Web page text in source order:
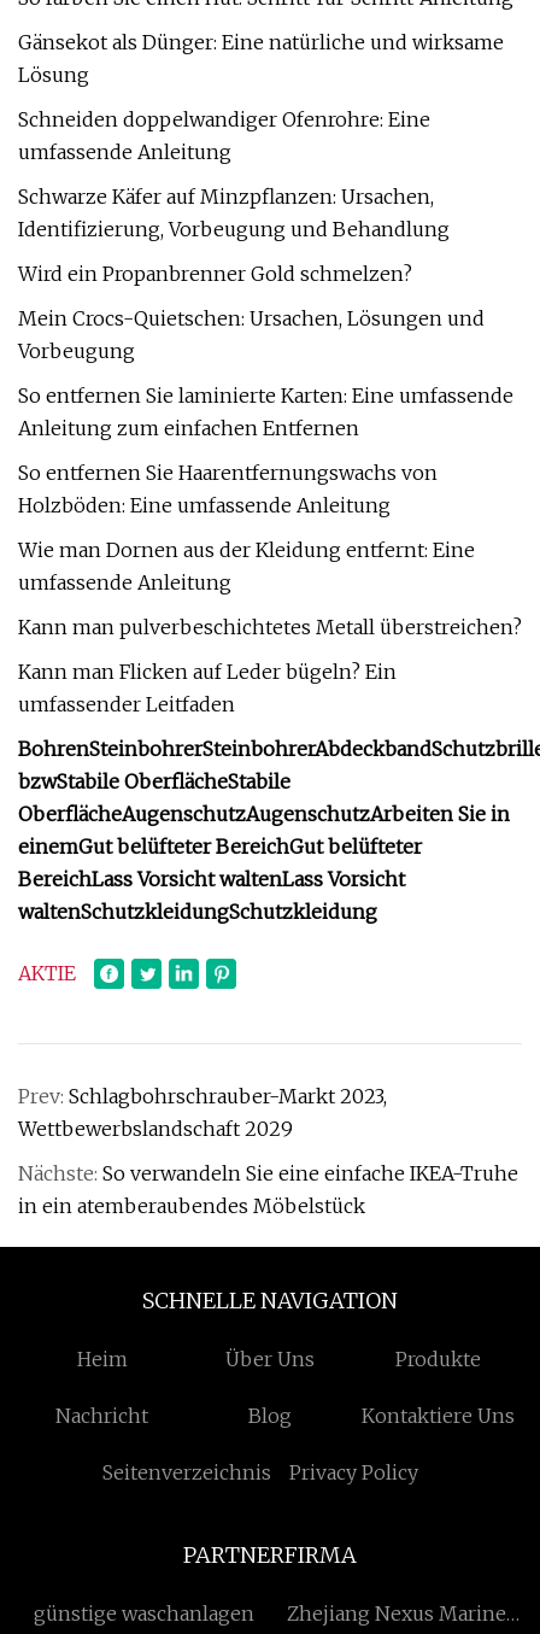
Gänsekot als Dünger: Eine natürliche und wirksame
Lösung
Schneiden doppelwandiger Ofenrohre: Eine
umfassende Anleitung
Schwarze Käfer auf Minzpflanzen: Ursachen,
Identifizierung, Vorbeugung und Behandlung
Wird ein Propanbrenner Gold schmelzen?
Mein Crocs-Quietschen: Ursachen, Lösungen und
Vorbeugung
So entfernen Sie laminierte Karten: Eine umfassende
Anleitung zum einfachen Entfernen
So entfernen Sie Haarentfernungswachs von
Holzböden: Eine umfassende Anleitung
Wie man Dornen aus der Kleidung entfernt: Eine
umfassende Anleitung
Kann man pulverbeschichtetes Metall überstreichen?
Kann man Flicken auf Leder bügeln? Ein
umfassender Leitfaden
BohrenSteinbohrerSteinbohrerAbdeckband
bzwStabile OberflächeStabile
OberflächeAugenschutzAugenschutzArbeiten Sie in
einemGut belüfteter BereichGut belüfteter
BereichLass Vorsicht waltenLass Vorsicht
waltenSchutzkleidungSchutzkleidung
AKTIE
Prev: Schlagbohrschrauber-Markt 2023,
Wettbewerbslandschaft 2029
Nächste: So verwandeln Sie eine einfache IKEA-Truhe
in ein atemberaubendes Möbelstück
SCHNELLE NAVIGATION
Heim Über Uns Produkte
Nachricht Blog Kontaktiere Uns
Seitenverzeichnis Privacy Policy
PARTNERFIRMA
günstige waschanlagen Zhejiang Nexus Marine